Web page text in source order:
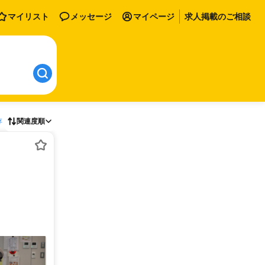
マイリスト メッセージ マイページ 求人掲載のご相談
関連度順